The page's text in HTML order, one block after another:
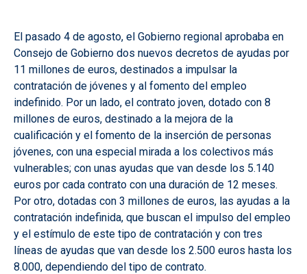
El pasado 4 de agosto, el Gobierno regional aprobaba en
Consejo de Gobierno dos nuevos decretos de ayudas por
11 millones de euros, destinados a impulsar la
contratación de jóvenes y al fomento del empleo
indefinido. Por un lado, el contrato joven, dotado con 8
millones de euros, destinado a la mejora de la
cualificación y el fomento de la inserción de personas
jóvenes, con una especial mirada a los colectivos más
vulnerables; con unas ayudas que van desde los 5.140
euros por cada contrato con una duración de 12 meses.
Por otro, dotadas con 3 millones de euros, las ayudas a la
contratación indefinida, que buscan el impulso del empleo
y el estímulo de este tipo de contratación y con tres
líneas de ayudas que van desde los 2.500 euros hasta los
8.000, dependiendo del tipo de contrato.